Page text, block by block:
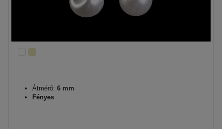
Átmérő: 6 mm
Fényes